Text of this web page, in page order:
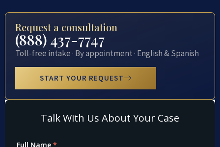
Request a consultation
(888) 437-7747
Toll-free intake · By appointment · English & Spanish
START YOUR REQUEST